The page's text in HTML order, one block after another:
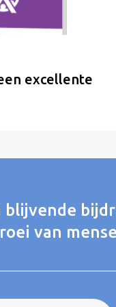
excellente
van